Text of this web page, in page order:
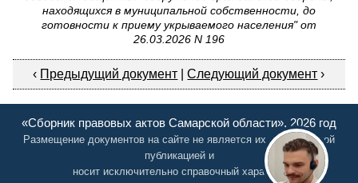
находящихся в муниципальной собственности, до
готовности к приему укрываемого населения" от
26.03.2026 N 196
‹ Предыдущий документ |Следующий документ ›
«Сборник правовых актов Самарской области», 2026 год
Размещение документов на сайте не является их официальной
публикацией и
носит исключительно справочный характер